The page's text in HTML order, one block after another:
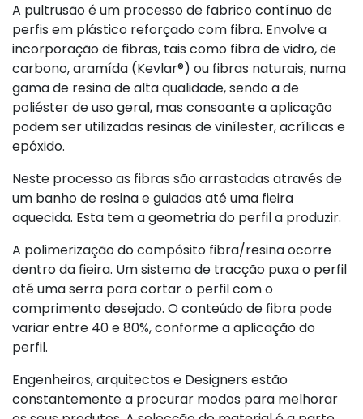
A pultrusão é um processo de fabrico contínuo de
perfis em plástico reforçado com fibra. Envolve a
incorporação de fibras, tais como fibra de vidro, de
carbono, aramída (Kevlar®) ou fibras naturais, numa
gama de resina de alta qualidade, sendo a de
poliéster de uso geral, mas consoante a aplicação
podem ser utilizadas resinas de vinílester, acrílicas e
epóxido.
Neste processo as fibras são arrastadas através de
um banho de resina e guiadas até uma fieira
aquecida. Esta tem a geometria do perfil a produzir.
A polimerização do compósito fibra/resina ocorre
dentro da fieira. Um sistema de tracção puxa o perfil
até uma serra para cortar o perfil com o
comprimento desejado. O conteúdo de fibra pode
variar entre 40 e 80%, conforme a aplicação do
perfil.
Engenheiros, arquitectos e Designers estão
constantemente a procurar modos para melhorar